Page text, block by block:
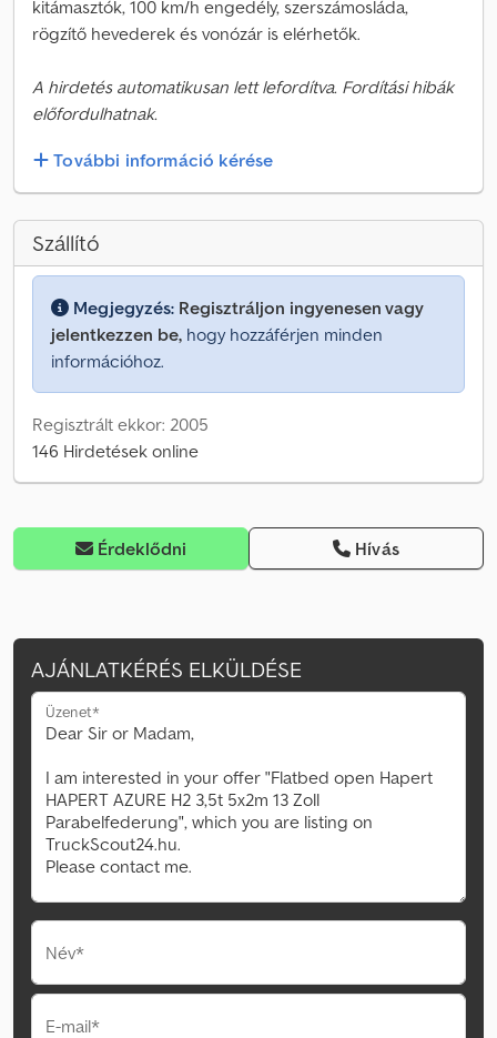
kitámasztók, 100 km/h engedély, szerszámosláda,
rögzítő hevederek és vonózár is elérhetők.
A hirdetés automatikusan lett lefordítva. Fordítási hibák
előfordulhatnak.
További információ kérése
Szállító
Megjegyzés: Regisztráljon ingyenesen vagy
jelentkezzen be, hogy hozzáférjen minden
információhoz.
Regisztrált ekkor: 2005
146 Hirdetések online
Érdeklődni Hívás
AJÁNLATKÉRÉS ELKÜLDÉSE
Üzenet*
Név*
E-mail*